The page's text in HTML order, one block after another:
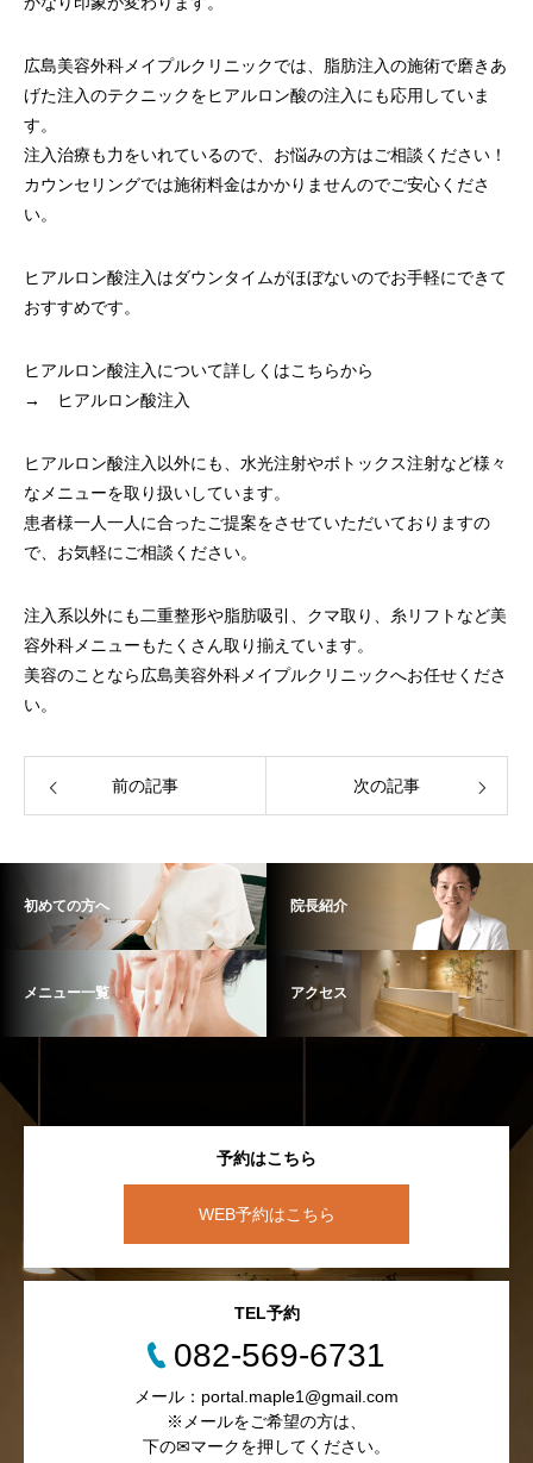
広島美容外科メイプルクリニックでは、脂肪注入の施術で磨きあ
げた注入のテクニックをヒアルロン酸の注入にも応用していま
す。
注入治療も力をいれているので、お悩みの方はご相談ください！
カウンセリングでは施術料金はかかりませんのでご安心くださ
い。
ヒアルロン酸注入はダウンタイムがほぼないのでお手軽にできて
おすすめです。
ヒアルロン酸注入について詳しくはこちらから
→
ヒアルロン酸注入
ヒアルロン酸注入以外にも、水光注射やボトックス注射など様々
なメニューを取り扱いしています。
患者様一人一人に合ったご提案をさせていただいておりますの
で、お気軽にご相談ください。
注入系以外にも二重整形や脂肪吸引、クマ取り、糸リフトなど美
容外科メニューもたくさん取り揃えています。
美容のことなら広島美容外科メイプルクリニックへお任せくださ
い。
前の記事 次の記事
初めての方へ 院長紹介
メニュー一覧 アクセス
予約はこちら
WEB予約はこちら
TEL予約
082-569-6731
メール：portal.maple1@gmail.com
※メールをご希望の方は、
下の✉マークを押してください。